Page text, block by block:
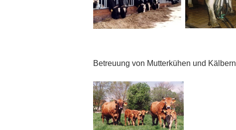
Betreuung von Mutterkühen und Kälbern